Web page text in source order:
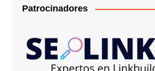
Patrocinadores